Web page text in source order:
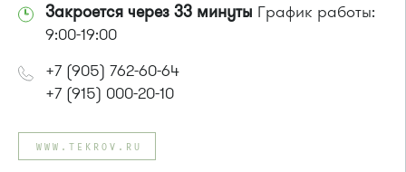
Закроется через 33 минуты График работы:
9:00-19:00
+7 (905) 762-60-64
+7 (915) 000-20-10
WWW.TEKROV.RU